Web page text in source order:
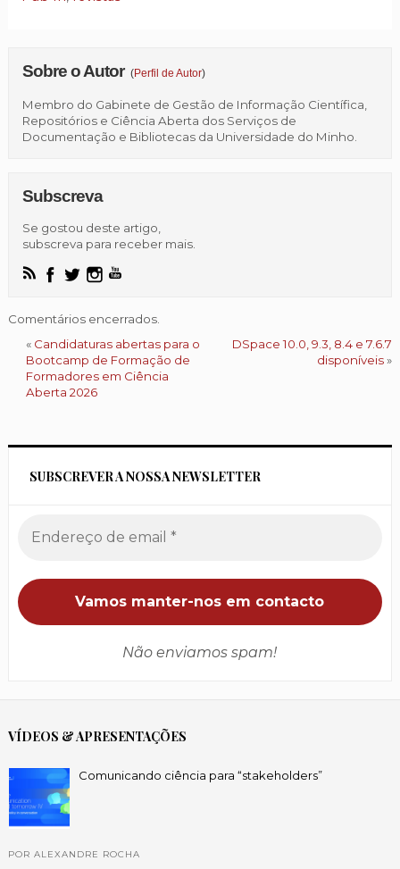
Sobre o Autor (Perfil de Autor)
Membro do Gabinete de Gestão de Informação Científica,
Repositórios e Ciência Aberta dos Serviços de
Documentação e Bibliotecas da Universidade do Minho.
Subscreva
Se gostou deste artigo,
subscreva para receber mais.
Comentários encerrados.
« Candidaturas abertas para o
Bootcamp de Formação de
Formadores em Ciência
Aberta 2026
DSpace 10.0, 9.3, 8.4 e 7.6.7
disponíveis»
SUBSCREVER A NOSSA NEWSLETTER
Não enviamos spam!
VÍDEOS & APRESENTAÇÕES
Comunicando ciência para “stakeholders”
POR ALEXANDRE ROCHA